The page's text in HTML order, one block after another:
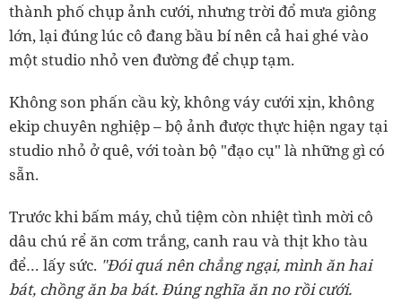
thành phố chụp ảnh cưới, nhưng trời đổ mưa giông
lớn, lại đúng lúc cô đang bầu bí nên cả hai ghé vào
một studio nhỏ ven đường để chụp tạm.
Không son phấn cầu kỳ, không váy cưới xịn, không
ekip chuyên nghiệp – bộ ảnh được thực hiện ngay tại
studio nhỏ ở quê, với toàn bộ "đạo cụ" là những gì có
sẵn.
Trước khi bấm máy, chủ tiệm còn nhiệt tình mời cô
dâu chú rể ăn cơm trắng, canh rau và thịt kho tàu
để… lấy sức. "Đói quá nên chẳng ngại, mình ăn hai
bát, chồng ăn ba bát. Đúng nghĩa ăn no rồi cưới.